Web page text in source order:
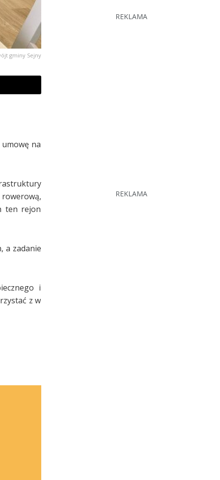
gminy Sejny
umowę na
ten rejon
a zadanie
i
z w
REKLAMA
REKLAMA